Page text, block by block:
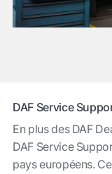
DAF Service
En plus des DAF
DAF Service
pays européens.